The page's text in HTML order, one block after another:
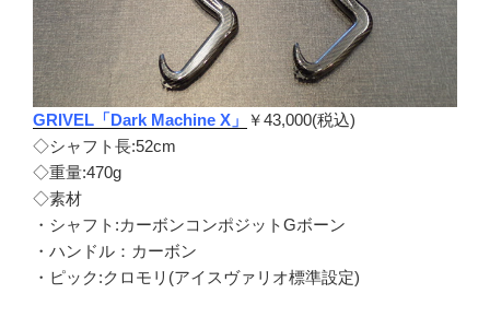
GRIVEL「Dark Machine X」
￥43,000(税込)
◇シャフト長:52cm
◇重量:470g
◇素材
・シャフト:カーボンコンポジットGボーン
・ハンドル：カーボン
・ピック:クロモリ(アイスヴァリオ標準設定)